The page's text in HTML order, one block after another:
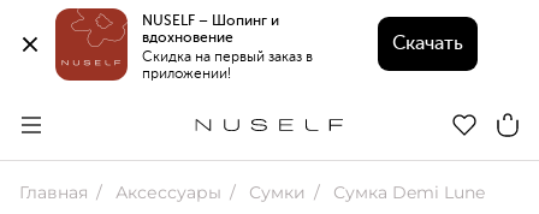
NUSELF – Шопинг и
вдохновение
Скидка на первый заказ в
приложении!
Скачать
Главная Аксессуары Сумки Сумка Demi Lune